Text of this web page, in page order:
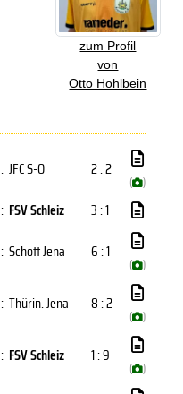
zum Profil
von
Otto Hohlbein
: JFC S-O 2 : 2
( )
: FSV Schleiz
3 : 1
: Schott Jena 6 : 1
( )
: Thürin. Jena 8 : 2
( )
: FSV Schleiz 1 : 9
( )